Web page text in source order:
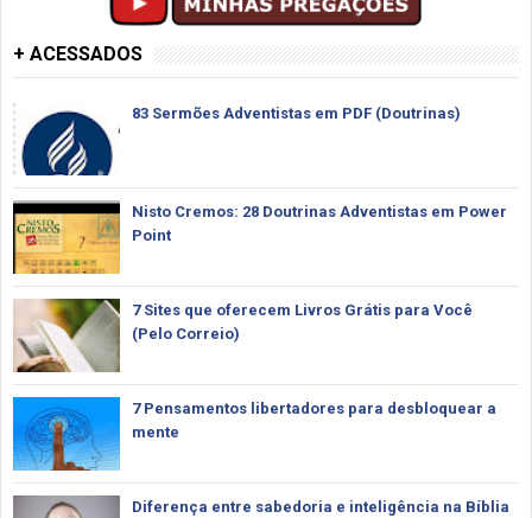
+ ACESSADOS
83 Sermões Adventistas em PDF (Doutrinas)
Nisto Cremos: 28 Doutrinas Adventistas em Power
Point
7 Sites que oferecem Livros Grátis para Você
(Pelo Correio)
7 Pensamentos libertadores para desbloquear a
mente
Diferença entre sabedoria e inteligência na Bíblia